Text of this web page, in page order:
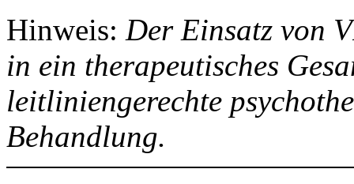
Hinweis: Der Einsatz von
in ein therapeutisches
leitliniengerechte
Behandlung.